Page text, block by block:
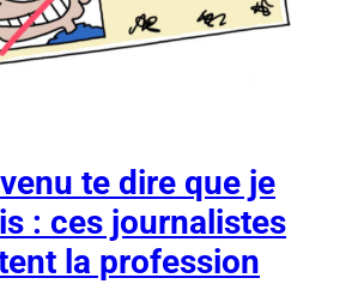
te dire que je
: ces journalistes
la profession